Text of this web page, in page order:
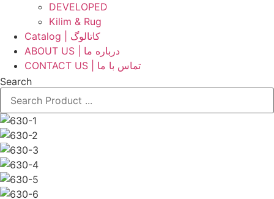
DEVELOPED
Kilim & Rug
Catalog | کاتالوگ
ABOUT US | درباره ما
CONTACT US | تماس با ما
Search